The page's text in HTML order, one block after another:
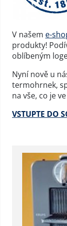
V našem e-
produkty!
oblíbeným
Nyní nově u
termohrnek,
na vše, co je
VSTUPTE DO